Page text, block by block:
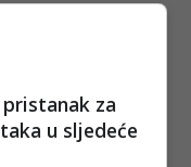
za
u sljedeće